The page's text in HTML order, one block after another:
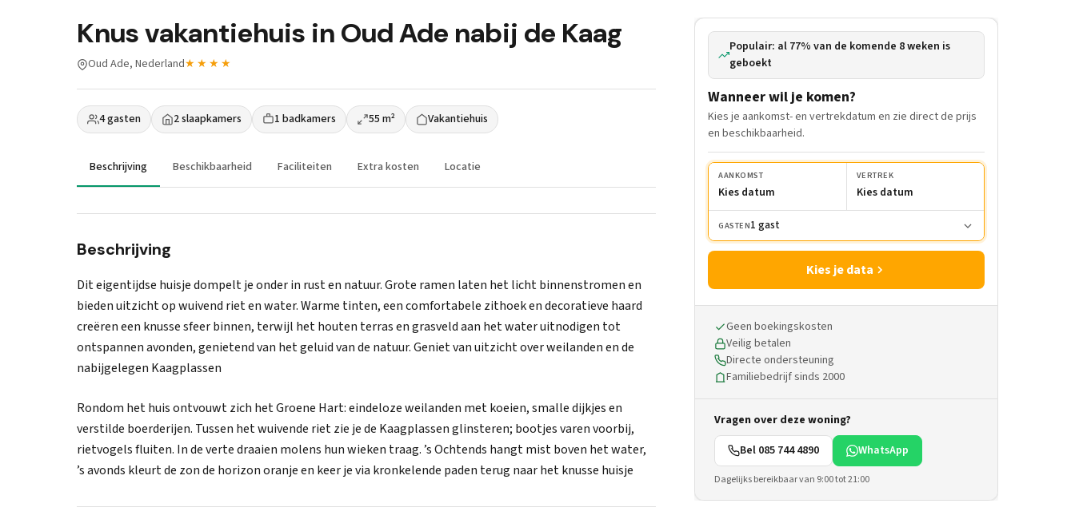
Knus vakantiehuis in Oud Ade nabij de Kaag
Oud Ade, Nederland★★★★
4 gasten 2 slaapkamers 1 badkamers 55 m² Vakantiehuis
Beschrijving Beschikbaarheid Faciliteiten Extra kosten Locatie
Beschrijving
Dit eigentijdse huisje dompelt je onder in rust en natuur. Grote ramen laten het licht binnenstromen en
bieden uitzicht op wuivend riet en water. Warme tinten, een comfortabele zithoek en decoratieve haard
creëren een knusse sfeer binnen, terwijl het houten terras en grasveld aan het water uitnodigen tot
ontspannen avonden, genietend van het geluid van de natuur. Geniet van uitzicht over weilanden en de
nabijgelegen Kaagplassen
Rondom het huis ontvouwt zich het Groene Hart: eindeloze weilanden met koeien, smalle dijkjes en
verstilde boerderijen. Tussen het wuivende riet zie je de Kaagplassen glinsteren; bootjes varen voorbij,
rietvogels fluiten. In de verte draaien molens hun wieken traag. ’s Ochtends hangt mist boven het water,
’s avonds kleurt de zon de horizon oranje en keer je via kronkelende paden terug naar het knusse huisje
Populair: al 77% van de komende 8 weken is
geboekt
Wanneer wil je komen?
Kies je aankomst- en vertrekdatum en zie direct de prijs
en beschikbaarheid.
AANKOMST
Kies datum
VERTREK
Kies datum
GASTEN1 gast
Kies je data
Geen boekingskosten
Veilig betalen
Directe ondersteuning
Familiebedrijf sinds 2000
Vragen over deze woning?
Bel 085 744 4890
WhatsApp
Dagelijks bereikbaar van 9:00 tot 21:00